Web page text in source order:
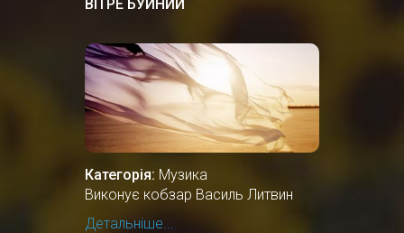
ВІТРЕ БУЙНИЙ
Категорія: Музика
Виконує кобзар Василь Литвин
Детальніше...